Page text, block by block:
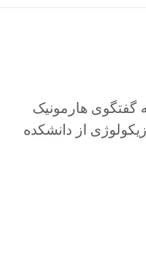
گفتگوی هارمونیک
از دانشکده